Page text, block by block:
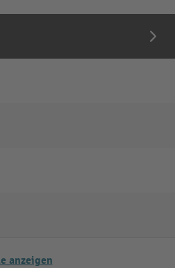
anzeigen